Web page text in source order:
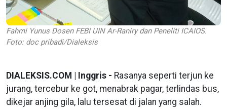
Fahmi Yunus Dosen FEBI UIN Ar-Raniry dan Peneliti ICAIOS.
Foto: doc pribadi/Dialeksis
DIALEKSIS.COM | Inggris - Rasanya seperti terjun ke
jurang, tercebur ke got, menabrak pagar, terlindas bus,
dikejar anjing gila, lalu tersesat di jalan yang salah.